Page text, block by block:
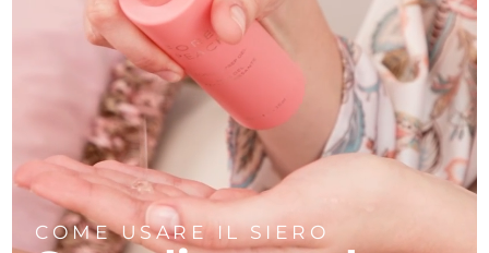
COME USARE IL SIERO